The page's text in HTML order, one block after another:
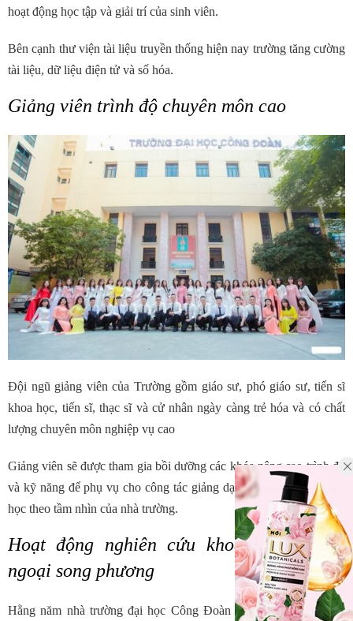
hoạt động học tập và giải trí của sinh viên.
Bên cạnh thư viện tài liệu truyền thống hiện nay trường tăng cường
tài liệu, dữ liệu điện tử và số hóa.
Giảng viên trình độ chuyên môn cao
Đội ngũ giảng viên của Trường gồm giáo sư, phó giáo sư, tiến sĩ
khoa học, tiến sĩ, thạc sĩ và cử nhân ngày càng trẻ hóa và có chất
lượng chuyên môn nghiệp vụ cao
Giảng viên sẽ được tham gia bồi dưỡng các khóa nâng cao trình độ
và kỹ năng để phụ vụ cho công tác giảng dạy và nghiên cứu khoa
học theo tầm nhìn của nhà trường.
Hoạt động nghiên cứu khoa học và đối
ngoại song phương
Hằng năm nhà trường đại học Công Đoàn tham gia tổ chức các